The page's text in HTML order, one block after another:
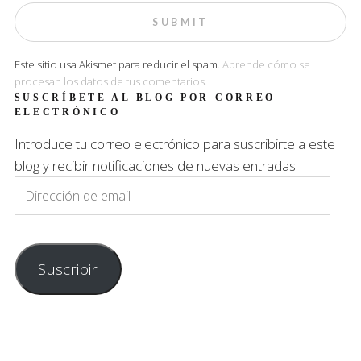
Este sitio usa Akismet para reducir el spam. Aprende cómo se
procesan los datos de tus comentarios.
SUSCRÍBETE AL BLOG POR CORREO
ELECTRÓNICO
Introduce tu correo electrónico para suscribirte a este
blog y recibir notificaciones de nuevas entradas.
Dirección
Suscribir